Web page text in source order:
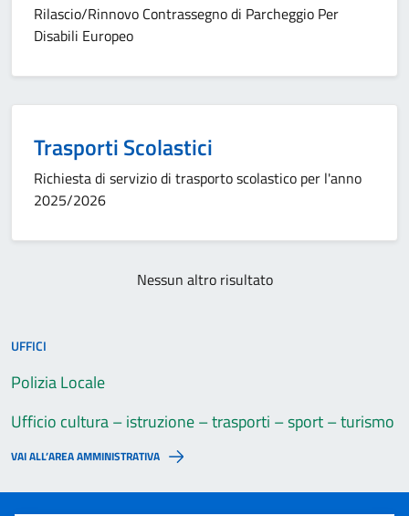
Rilascio/Rinnovo Contrassegno di Parcheggio Per
Disabili Europeo
Trasporti Scolastici
Richiesta di servizio di trasporto scolastico per l'anno
2025/2026
Nessun altro risultato
UFFICI
Polizia Locale
Ufficio cultura – istruzione – trasporti – sport – turismo
VAI ALL’AREA AMMINISTRATIVA